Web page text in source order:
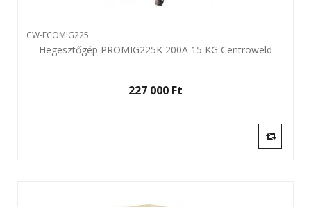
CW-ECOMIG225
Hegesztőgép PROMIG225K 200A 15 KG Centroweld
227 000 Ft‎